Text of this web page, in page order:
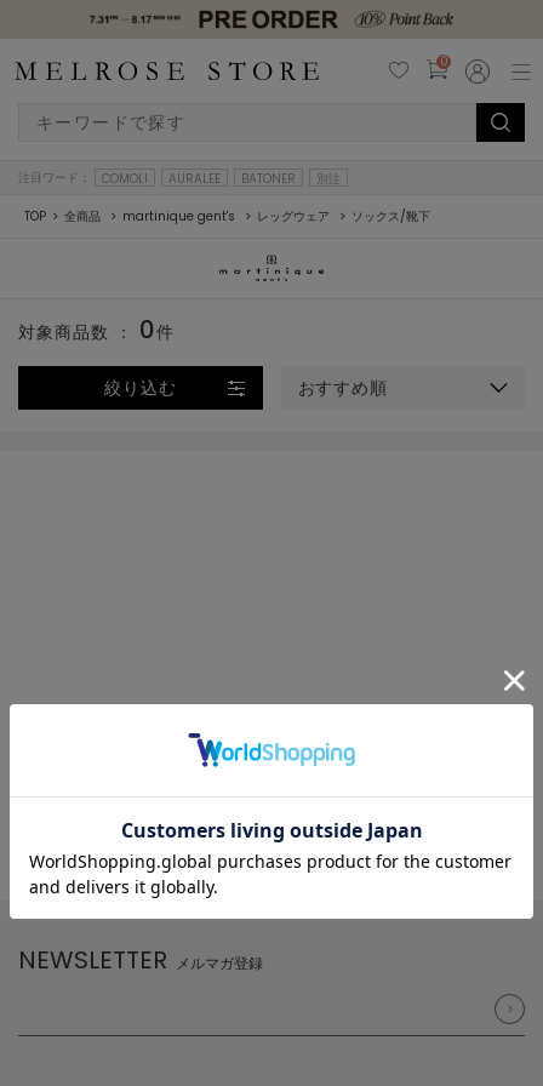
0
注目ワード： COMOLI AURALEE BATONER 別注
TOP 全商品 martinique gent's レッグウェア ソックス/靴下
絞り込む おすすめ順
対象商品数 ： 0件
NEWSLETTER メルマガ登録